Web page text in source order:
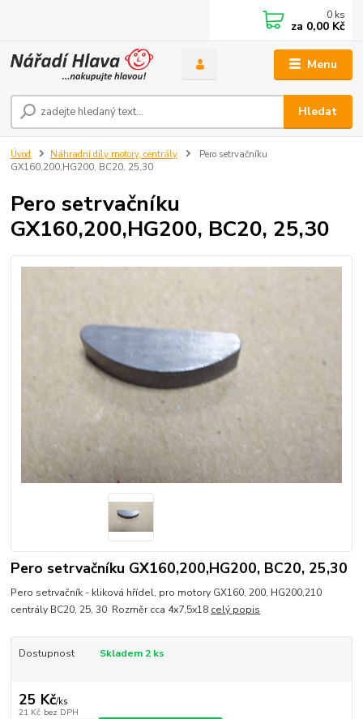
Menu
Hledat
0 ks
za 0,00 Kč
Úvod Náhradní díly motory, centrály
Pero setrvačníku
GX160,200,HG200, BC20, 25,30
Pero setrvačníku
GX160,200,HG200, BC20, 25,30
Pero setrvačníku GX160,200,HG200, BC20, 25,30
Pero setrvačník - kliková hřídel, pro motory GX160, 200, HG200,210
centrály BC20, 25, 30 Rozměr cca 4x7,5x18 celý popis
Dostupnost Skladem 2 ks
25 Kč/ks
21 Kč bez DPH